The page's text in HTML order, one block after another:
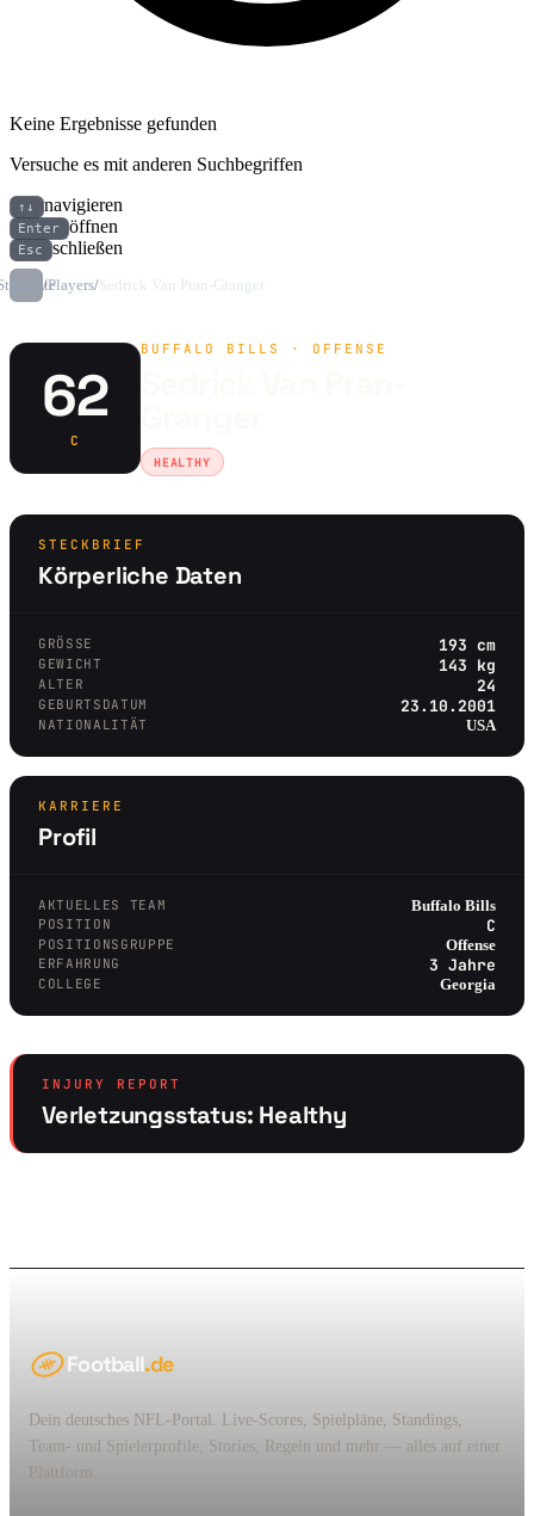
Keine Ergebnisse gefunden
Versuche es mit anderen Suchbegriffen
↑↓ navigieren
Enter öffnen
Esc schließen
/Players/Sedrick Van Pran-Granger
62
C
BUFFALO BILLS · OFFENSE
HEALTHY
STECKBRIEF
Körperliche Daten
GRÖSSE 193 cm
GEWICHT 143 kg
ALTER 24
GEBURTSDATUM 23.10.2001
NATIONALITÄT USA
KARRIERE
Profil
AKTUELLES TEAM Buffalo Bills
POSITION C
POSITIONSGRUPPE Offense
ERFAHRUNG 3 Jahre
COLLEGE Georgia
INJURY REPORT
Verletzungsstatus: Healthy
Football.de
Dein deutsches NFL-Portal. Live-Scores, Spielpläne, Standings,
Team- und Spielerprofile, Stories, Regeln und mehr — alles auf einer
Plattform.